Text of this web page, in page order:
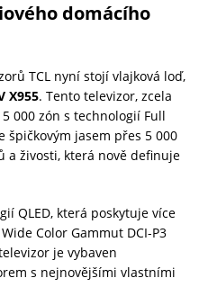
domácího
TCL nyní stojí vlajková loď,
X955. Tento televizor, zcela
000 zón s technologií Full
špičkovým jasem přes 5 000
a živosti, která nově definuje
QLED, která poskytuje více
Color Gammut DCI-P3
je vybaven
s nejnovějšími vlastními